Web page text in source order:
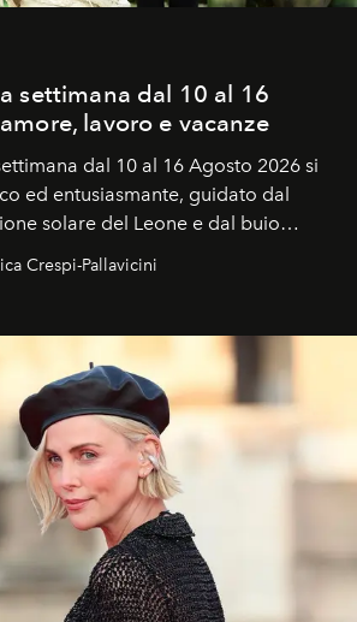
settimana dal 10 al 16
lavoro e vacanze
dal 10 al 16 Agosto 2026 si
ed entusiasmante, guidato dal
solare del Leone e dal buio
Perseidi.
Crespi-Pallavicini